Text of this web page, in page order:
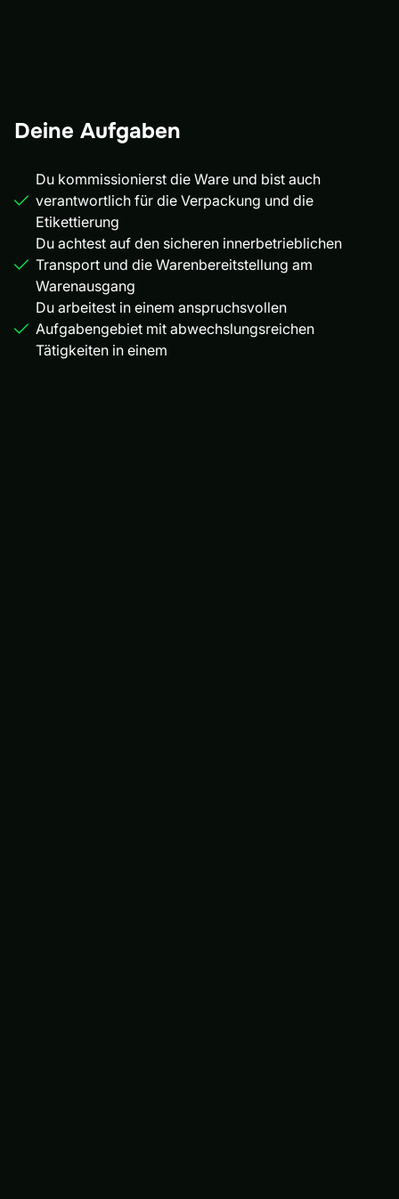
Deine Aufgaben
Du kommissionierst die Ware und bist auch
verantwortlich für die Verpackung und die
Etikettierung
Du achtest auf den sicheren innerbetrieblichen
Transport und die Warenbereitstellung am
Warenausgang
Du arbeitest in einem anspruchsvollen
Aufgabengebiet mit abwechslungsreichen
Tätigkeiten in einem